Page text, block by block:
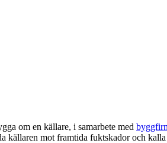
om en källare, i samarbete med
källaren mot framtida fuktskador och